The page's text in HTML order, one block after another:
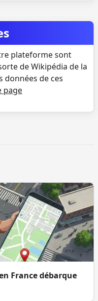
plateforme sont
de Wikipédia de la
de ces
page
France débarque